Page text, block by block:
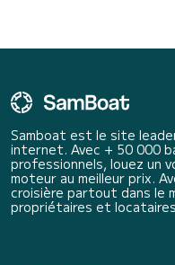
Samboat est le site
internet. Avec + 50 000
professionnels, louez un
moteur au meilleur prix.
croisière partout dans le
propriétaires et